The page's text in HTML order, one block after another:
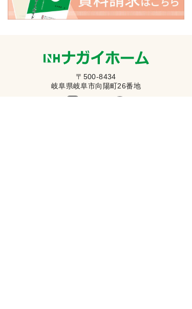
〒500-8434
岐阜県岐阜市向陽町26番地